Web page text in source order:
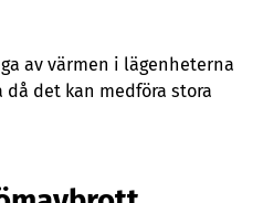
av värmen i lägenheterna
det kan medföra stora